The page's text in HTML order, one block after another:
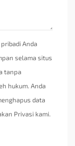
Anda
selama situs
tanpa
hukum. Anda
data
Privasi kami.